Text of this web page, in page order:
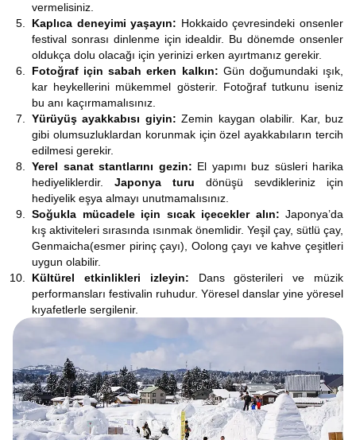
vermelisiniz.
Kaplıca deneyimi yaşayın: Hokkaido çevresindeki onsenler
festival sonrası dinlenme için idealdir. Bu dönemde onsenler
oldukça dolu olacağı için yerinizi erken ayırtmanız gerekir.
Fotoğraf için sabah erken kalkın: Gün doğumundaki ışık,
kar heykellerini mükemmel gösterir. Fotoğraf tutkunu iseniz
bu anı kaçırmamalısınız.
Yürüyüş ayakkabısı giyin: Zemin kaygan olabilir. Kar, buz
gibi olumsuzluklardan korunmak için özel ayakkabıların tercih
edilmesi gerekir.
Yerel sanat stantlarını gezin: El yapımı buz süsleri harika
hediyeliklerdir. Japonya turu dönüşü sevdikleriniz için
hediyelik eşya almayı unutmamalısınız.
Soğukla mücadele için sıcak içecekler alın: Japonya’da
kış aktiviteleri sırasında ısınmak önemlidir. Yeşil çay, sütlü çay,
Genmaicha(esmer pirinç çayı), Oolong çayı ve kahve çeşitleri
uygun olabilir.
Kültürel etkinlikleri izleyin: Dans gösterileri ve müzik
performansları festivalin ruhudur. Yöresel danslar yine yöresel
kıyafetlerle sergilenir.